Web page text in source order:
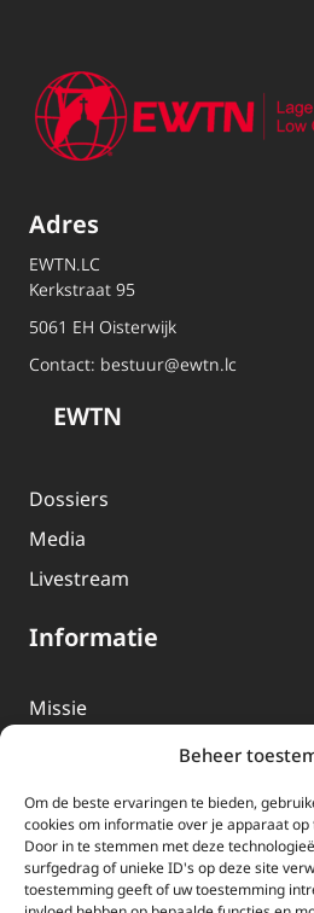
Beheer
Om de beste ervaringen te bieden,
cookies om informatie over je apparaat
Door in te stemmen met deze
surfgedrag of unieke ID's op deze site
toestemming geeft of uw toestemming
Adres
EWTN.LC
Kerkstraat 95
5061 EH Oisterwijk
Contact: bestuur@ewtn.lc
EWTN
Dossiers
Media
Livestream
Informatie
Missie
EWTN-Team
Organisatiegegevens